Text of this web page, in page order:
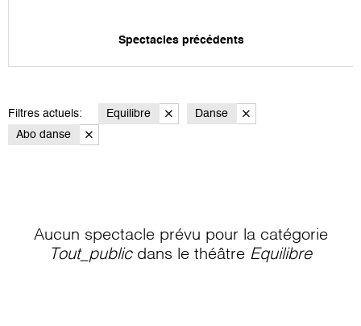
Spectacles précédents
Filtres actuels: Equilibre
Danse
Abo danse
Aucun spectacle prévu pour la catégorie
Tout_publicdans le théâtre Equilibre